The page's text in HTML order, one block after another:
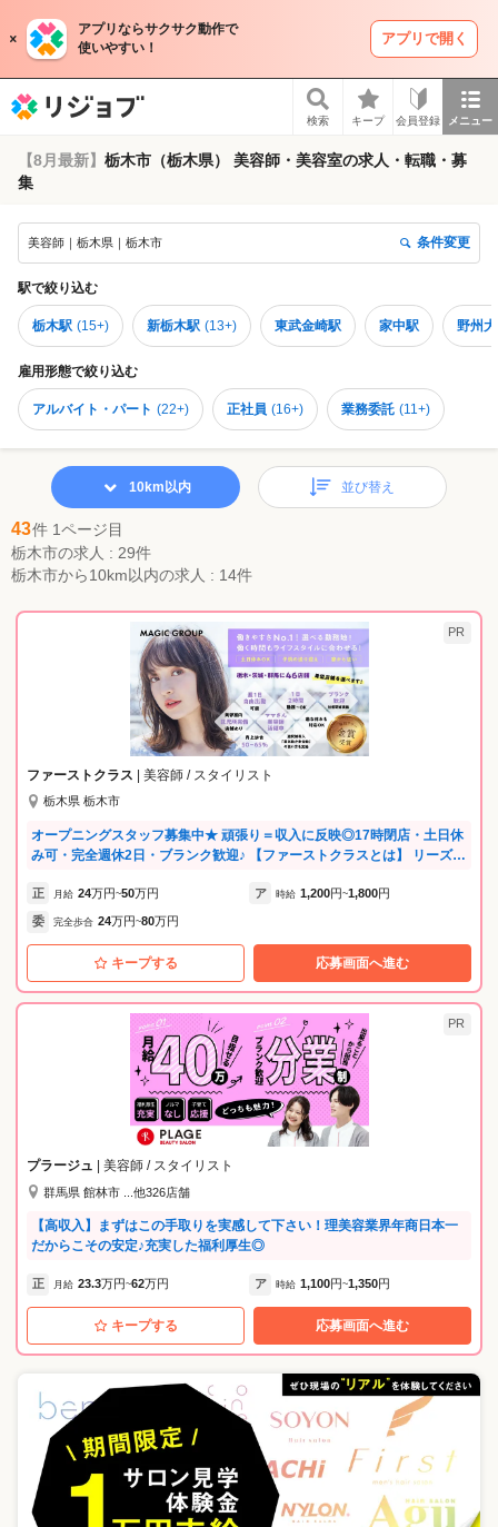
アプリならサクサク動作で
使いやすい！
アプリで開く
検索 キープ 会員登録 メニュー
【8月最新】 栃木市（栃木県） 美容師・美容室の求人・転職・募
集
美容師｜栃木県｜栃木市 条件変更
駅で絞り込む
栃木駅 (15+) 新栃木駅 (13+) 東武金崎駅 家中駅 野州
雇用形態で絞り込む
アルバイト・パート (22+) 正社員 (16+) 業務委託 (11+)
43件 1ページ目
栃木市の求人 : 29件
栃木市から10km以内の求人 : 14件
10km以内 並び替え
PR
ファーストクラス | 美容師 / スタイリスト
栃木県 栃木市
オープニングスタッフ募集中★ 頑張り＝収入に反映◎17時閉店・土日休
み可・完全週休2日・ブランク歓迎♪ 【ファーストクラスとは】 リーズナ
約不要なのでお子さんの急な休みなどにも対応できるなど、柔軟な働き
方ができます！ どの店舗も好立地で集客もばっちりです♪ 続々と新店オ
き方」を叶える★ ・結婚・育児など将来のライフイベントを楽しみなが
ら、大好きな美容師を続けられる環境です。 ・子育て中のママ・パパ美
容師も活躍中です！ ・自分の可能性を広げたい、将来は店を持ちたいな
ど、独立・キャリアアップ支援もしています。 ★ストレスフリー！無理
なく、楽しく働ける環境★ ・練習会やミーティングは一切行いません。
サロンワークに集中し、仕事終わりは自分の時間に！ ・上下関係の壁が
なく、意見が言いやすいフラットな職場です。 ・女性も男性も、長く安
心してキャリアを築ける制度を整えています。 ★ブランクOK！手厚い
サポートで不安を解消★ ・20代〜50代まで幅広く活躍中！最新技術やカ
ットの不安もマンツーマンで解消します。 ・一度美容業界を離れた方も
大歓迎。ブランクがある方の「再出発」を大切にします。 弊社では4ブ
ランド・46店舗を展開しており、 リーズナブル・中価格・高価格なサロ
ンと幅広くお選びいただけます。 またブランドに応じて予約あり・なし
など異なるため 本当の意味でライフスタイルの変化に合わせた働き方が
可能です！
正 月給 24万円~50万円 ア 時給 1,200円~1,800円
委 完全歩合 24万円~80万円
キープする 応募画面へ進む
PR
プラージュ | 美容師 / スタイリスト
群馬県 館林市 ...他326店舗
【高収入】まずはこの手取りを実感して下さい！理美容業界年商日本一
だからこその安定♪充実した福利厚生◎
正 月給 23.3万円 ~62万円 ア 時給 1,100円 ~1,350円
キープする 応募画面へ進む